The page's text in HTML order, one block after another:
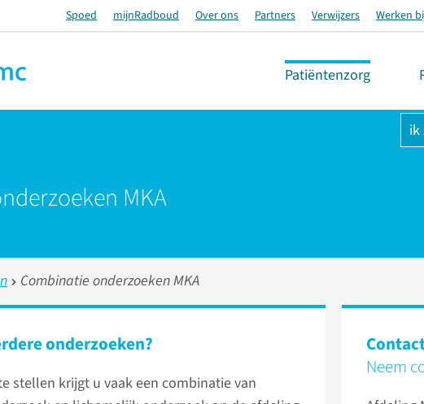
Spoed mijnRadboud Over ons Partners Verwijzers Werken
Patiëntenzorg
ik
MKA
Combinatie onderzoeken MKA
onderzoeken?
stellen krijgt u vaak een combinatie van
Neem